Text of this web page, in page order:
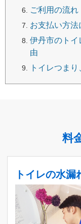
ご利用の流れ
お支払い方法
伊丹市のトイ
由
トイレつま
料
トイレの水漏